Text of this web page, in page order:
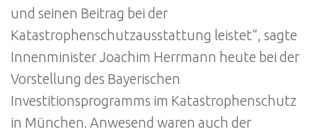
und seinen Beitrag bei der
Katastrophenschutzausstattung leistet“, sagte
Innenminister Joachim Herrmann heute bei der
Vorstellung des Bayerischen
Investitionsprogramms im Katastrophenschutz
in München. Anwesend waren auch der